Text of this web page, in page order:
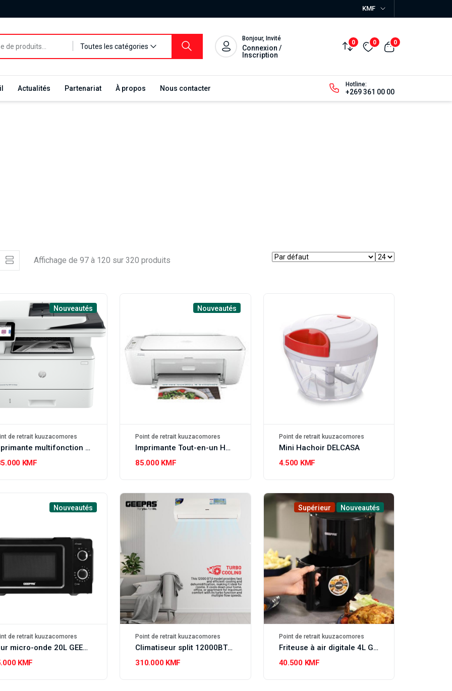
KMF
Toutes les catégories
Bonjour, Invité
Connexion /
Inscription
0 0 0
Actualités Partenariat À propos Nous contacter Hotline:
+269 361 00 00
Affichage de 97 à 120 sur 320 produits
Nouveautés
de retrait kuuzacomores
Imprimante multifonction HP LaserJet Pro 4103dw
KMF
Nouveautés
Point de retrait kuuzacomores
Imprimante Tout-en-un HP DeskJet Ink Advantage 2875
85.000 KMF
Point de retrait kuuzacomores
Mini Hachoir DELCASA
4.500 KMF
Nouveautés
de retrait kuuzacomores
Four micro-onde 20L GEEPAS
KMF
Point de retrait kuuzacomores
Climatiseur split 12000BTU GEEPAS
310.000 KMF
Supérieur Nouveautés
Point de retrait kuuzacomores
Friteuse à air digitale 4L GEEPAS
40.500 KMF